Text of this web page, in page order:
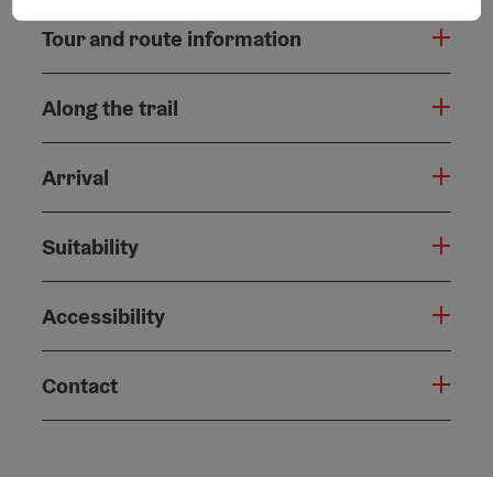
Tour and route information
Along the trail
Arrival
Suitability
Accessibility
Contact